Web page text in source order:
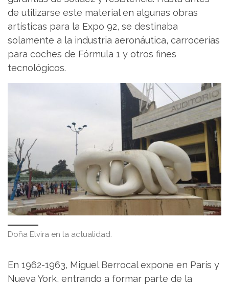
de utilizarse este material en algunas obras
artísticas para la Expo 92, se destinaba
solamente a la industria aeronáutica, carrocerías
para coches de Fórmula 1 y otros fines
tecnológicos.
Doña Elvira en la actualidad.
En 1962-1963, Miguel Berrocal expone en París y
Nueva York, entrando a formar parte de la